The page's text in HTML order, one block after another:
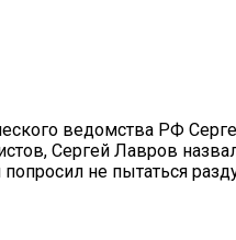
ведомства РФ
Сергей Лавров
не пытаться